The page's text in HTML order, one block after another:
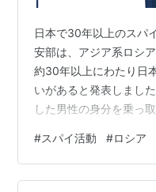
日本で30年以上のスパ
安部は、アジア系ロシ
約30年以上にわたり日
いがあると発表しまし
した男性の身分を乗っ
っていたとみられます
1970年代以降、日本人
社に就職。国内外を行
#スパイ活動 #ロシア